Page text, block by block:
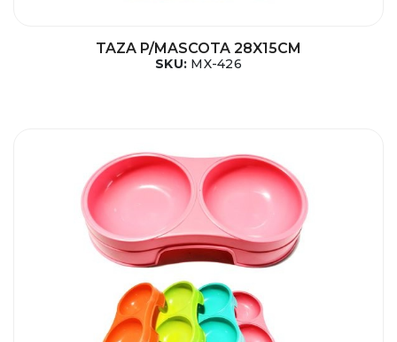
TAZA P/MASCOTA 28X15CM
SKU: MX-426